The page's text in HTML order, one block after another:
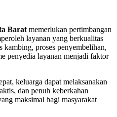
Barat memerlukan pertimbangan
layanan yang berkualitas
kambing, proses penyembelihan,
penyedia layanan menjadi faktor
keluarga dapat melaksanakan
dan penuh keberkahan
maksimal bagi masyarakat